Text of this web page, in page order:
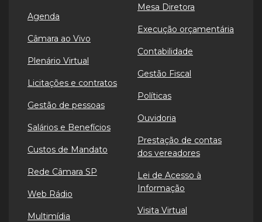
Agenda
Câmara ao Vivo
Plenário Virtual
Licitações e contratos
Gestão de pessoas
Salários e Benefícios
Custos de Mandato
Rede Câmara SP
Web Rádio
Multimídia
Mesa Diretora
Execução orçamentária
Contabilidade
Gestão Fiscal
Políticas
Ouvidoria
Prestação de contas
dos vereadores
Lei de Acesso à
Informação
Visita Virtual